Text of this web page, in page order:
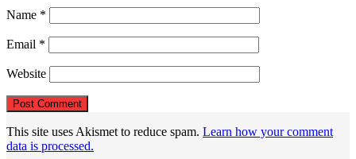
Name *
Email *
Website
This site uses Akismet to reduce spam. Learn how your comment
data is processed.